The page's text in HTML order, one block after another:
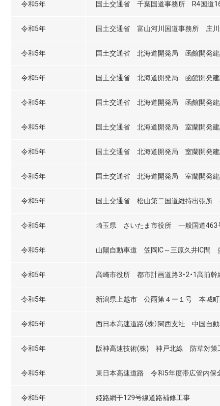
令和5年 国土交通省 千葉国道事務所 R4国道
令和5年 国土交通省 富山河川国道事務所 庄川
令和5年 国土交通省 北海道開発局 函館開発
令和5年 国土交通省 北海道開発局 函館開発
令和5年 国土交通省 北海道開発局 函館開発
令和5年 国土交通省 北海道開発局 室蘭開発
令和5年 国土交通省 北海道開発局 室蘭開発
令和5年 国土交通省 北海道開発局 室蘭開発
令和5年 国土交通省 松山第二国道維持出張所
令和5年 埼玉県 さいたま市役所 一般国道463
令和5年 山陽自動車道 笠岡IC～三原久井IC間
令和5年 高崎市役所 都市計画道路3・2・1高前
令和5年 新潟県上越市 公雨第４ー１号 本城町
令和5年 西日本高速道路（株）関西支社 中国
令和5年 阪神高速技術(株) 神戸北線 防草対策
令和5年 東日本高速道路 令和5年度帯広管内保
令和5年 姫路網干129号線道路補修工事